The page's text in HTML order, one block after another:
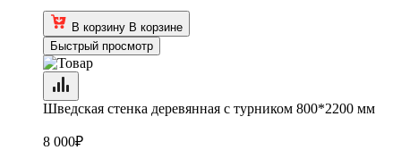
В корзину В корзине
Быстрый просмотр
Шведская стенка деревянная с турником 800*2200 мм
8 000₽